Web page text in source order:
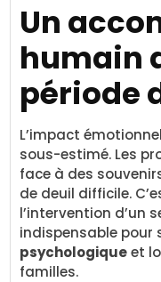
Un
humain
période
L’impact
sous-estimé. Les
face à des
de deuil difficile.
l’intervention d’un
indispensable pour
psychologiqueet
familles.